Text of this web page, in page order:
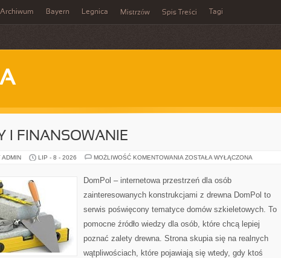
Archiwum Bayern Legnica Mistrzów Spis Treści Tagi
I FINANSOWANIE
ADMIN LIP - 8 - 2026 MOŻLIWOŚĆ KOMENTOWANIA KOSZTY
ZOSTAŁA WYŁĄCZONA
DomPol – internetowa przestrzeń dla osób
zainteresowanych konstrukcjami z drewna DomPol to
serwis poświęcony tematyce domów szkieletowych. To
pomocne źródło wiedzy dla osób, które chcą lepiej
poznać zalety drewna. Strona skupia się na realnych
wątpliwościach, które pojawiają się wtedy, gdy ktoś